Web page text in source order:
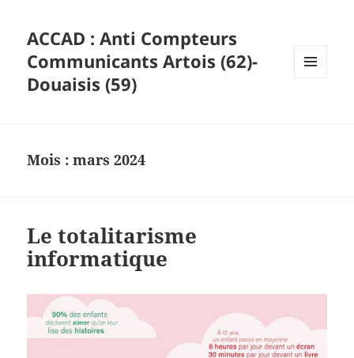
ACCAD : Anti Compteurs
Communicants Artois (62)-
Douaisis (59)
Mois :mars 2024
Le totalitarisme
informatique